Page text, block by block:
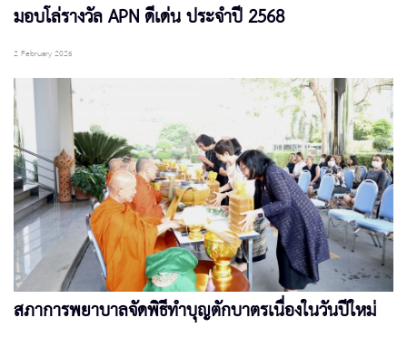
มอบโล่รางวัล APN ดีเด่น ประจำปี 2568
2 February 2026
สภาการพยาบาลจัดพิธีทำบุญตักบาตรเนื่องในวันปีใหม่